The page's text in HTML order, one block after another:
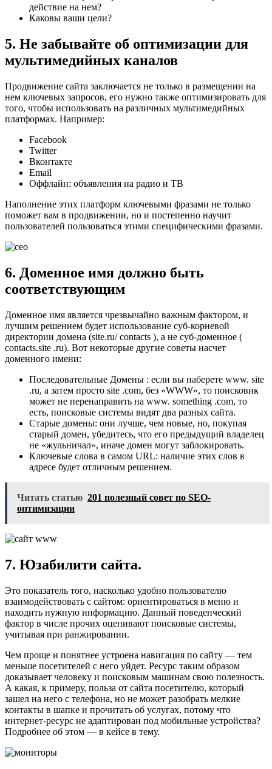
действие на нем?
Каковы ваши цели?
5. Не забывайте об оптимизации для
мультимедийных каналов
Продвижение сайта заключается не только в размещении на
нем ключевых запросов, его нужно также оптимизировать для
того, чтобы использовать на различных мультимедийных
платформах. Например:
Facebook
Twitter
Вконтакте
Email
Оффлайн: объявления на радио и ТВ
Наполнение этих платформ ключевыми фразами не только
поможет вам в продвижении, но и постепенно научит
пользователей пользоваться этими специфическими фразами.
6. Доменное имя должно быть
соответствующим
Доменное имя является чрезвычайно важным фактором, и
лучшим решением будет использование суб-корневой
директории домена (site.ru/ contacts ), а не суб-доменное (
contacts.site .ru). Вот некоторые другие советы насчет
доменного имени:
Последовательные Домены : если вы наберете www. site
.ru, а затем просто site .com, без «WWW», то поисковик
может не перенаправить на www. something .com, то
есть, поисковые системы видят два разных сайта.
Старые домены: они лучше, чем новые, но, покупая
старый домен, убедитесь, что его предыдущий владелец
не «жульничал», иначе домен могут заблокировать.
Ключевые слова в самом URL: наличие этих слов в
адресе будет отличным решением.
Читать статью 201 полезный совет по SEO-
оптимизации
7. Юзабилити сайта.
Это показатель того, насколько удобно пользователю
взаимодействовать с сайтом: ориентироваться в меню и
находить нужную информацию. Данный поведенческий
фактор в числе прочих оценивают поисковые системы,
учитывая при ранжировании.
Чем проще и понятнее устроена навигация по сайту — тем
меньше посетителей с него уйдет. Ресурс таким образом
доказывает человеку и поисковым машинам свою полезность.
А какая, к примеру, польза от сайта посетителю, который
зашел на него с телефона, но не может разобрать мелкие
контакты в шапке и прочитать об услугах, потому что
интернет-ресурс не адаптирован под мобильные устройства?
Подробнее об этом — в кейсе в тему.